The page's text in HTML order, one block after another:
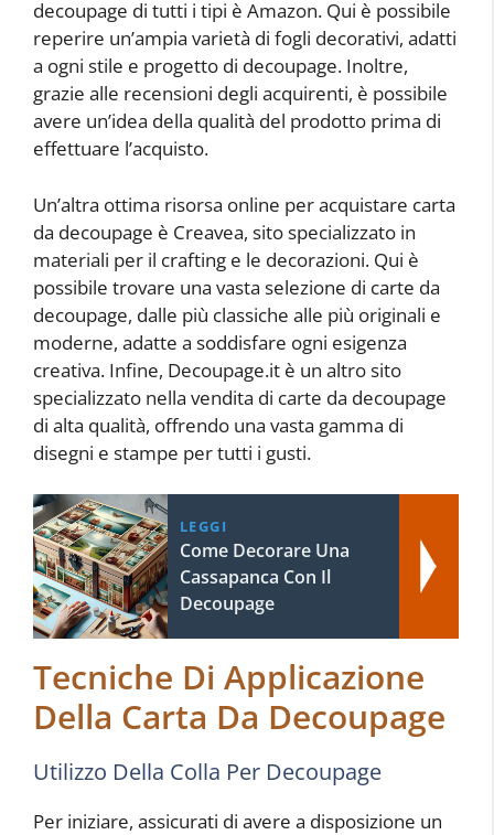
decoupage di tutti i tipi è Amazon. Qui è possibile
reperire un’ampia varietà di fogli decorativi, adatti
a ogni stile e progetto di decoupage. Inoltre,
grazie alle recensioni degli acquirenti, è possibile
avere un’idea della qualità del prodotto prima di
effettuare l’acquisto.
Un’altra ottima risorsa online per acquistare carta
da decoupage è Creavea, sito specializzato in
materiali per il crafting e le decorazioni. Qui è
possibile trovare una vasta selezione di carte da
decoupage, dalle più classiche alle più originali e
moderne, adatte a soddisfare ogni esigenza
creativa. Infine, Decoupage.it è un altro sito
specializzato nella vendita di carte da decoupage
di alta qualità, offrendo una vasta gamma di
disegni e stampe per tutti i gusti.
LEGGI
Come Decorare Una
Cassapanca Con Il
Decoupage
Tecniche Di Applicazione
Della Carta Da Decoupage
Utilizzo Della Colla Per Decoupage
Per iniziare, assicurati di avere a disposizione un